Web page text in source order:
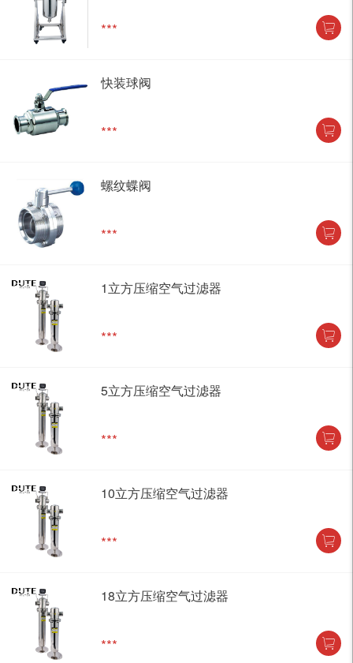
***
快装球阀
***
螺纹蝶阀
***
1立方压缩空气过滤器
***
5立方压缩空气过滤器
***
10立方压缩空气过滤器
***
18立方压缩空气过滤器
***